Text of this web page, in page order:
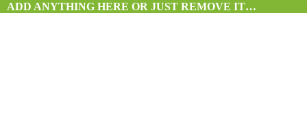
ADD ANYTHING HERE OR JUST REMOVE IT…